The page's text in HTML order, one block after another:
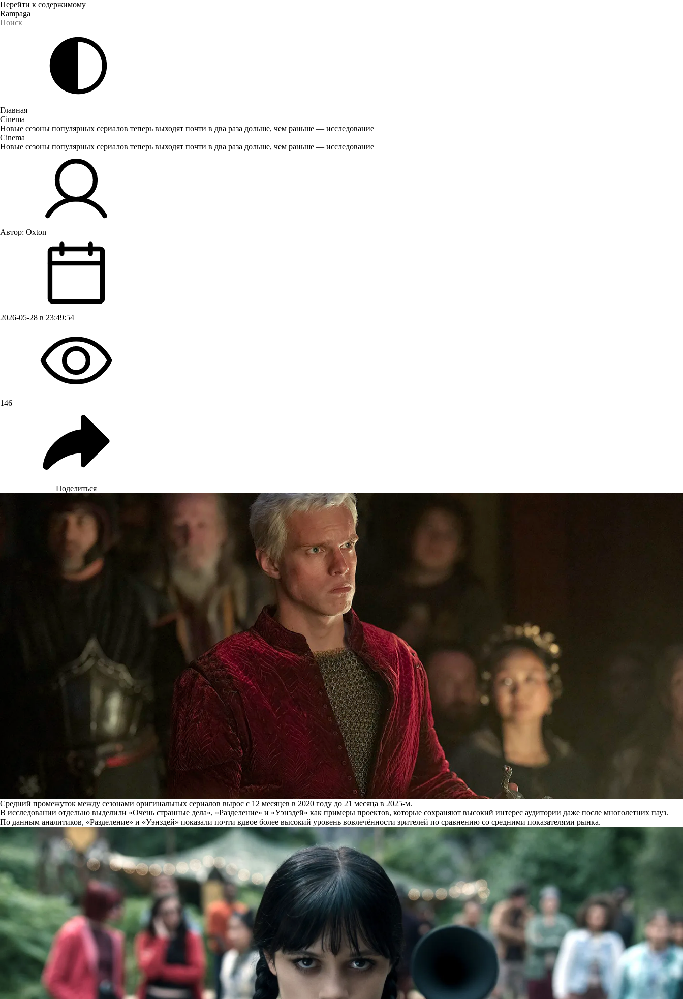
Перейти к содержимому
Rampaga
Главная
Cinema
Новые сезоны популярных сериалов теперь выходят почти в два раза дольше, чем раньше — исследование
Cinema
Новые сезоны популярных сериалов теперь выходят почти в два раза дольше, чем раньше — исследование
Автор: Oxton
2026-05-28 в 23:49:54
146
Поделиться
Средний промежуток между сезонами оригинальных сериалов вырос с 12 месяцев в 2020 году до 21 месяца в 2025-м.
В исследовании отдельно выделили «Очень странные дела», «Разделение» и «Уэнздей» как примеры проектов, которые сохраняют высокий интерес аудитории даже после многолетних пауз.
По данным аналитиков, «Разделение» и «Уэнздей» показали почти вдвое более высокий уровень вовлечённости зрителей по сравнению со средними показателями рынка.